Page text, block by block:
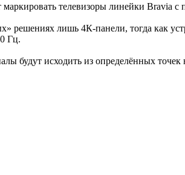
телевизоры линейки Bravia
решениях лишь 4К-панели, тогда как
Гц.
будут исходить из определённых точек